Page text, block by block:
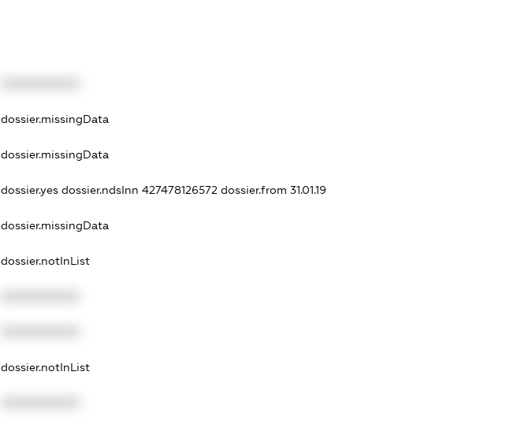
dossier.missingData
dossier.missingData
dossier.yes dossier.ndsInn 427478126572 dossier.from 31.01.19
dossier.missingData
dossier.notInList
dossier.notInList